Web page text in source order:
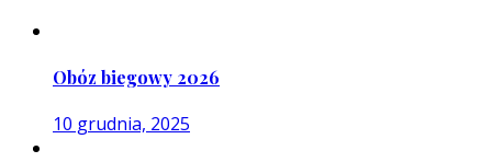
Obóz biegowy 2026
10 grudnia, 2025